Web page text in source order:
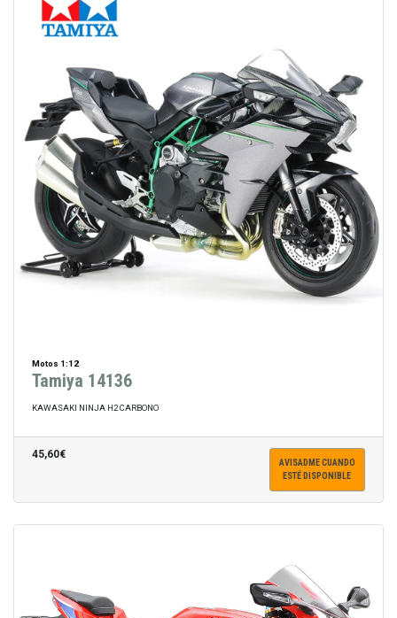
Motos 1:12
Tamiya 14136
KAWASAKI NINJA H2 CARBONO
45,60€
AVISADME CUANDO
ESTÉ DISPONIBLE